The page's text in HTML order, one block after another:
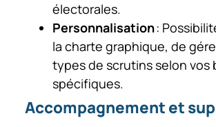
électorales.
Personnalisation:
la charte graphique, de
types de scrutins selon vos
spécifiques.
Accompagnement et